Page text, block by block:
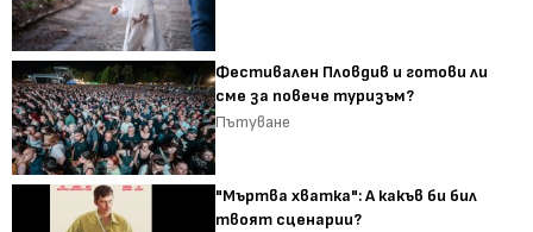
Фестивален Пловдив и готови ли
сме за повече туризъм?
Пътуване
"Мъртва хватка": А какъв би бил
твоят сценарии?